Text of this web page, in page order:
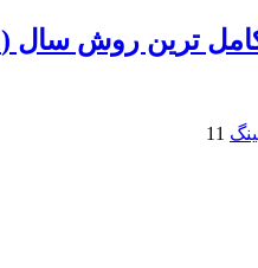
ترین روش سال (2021)
11